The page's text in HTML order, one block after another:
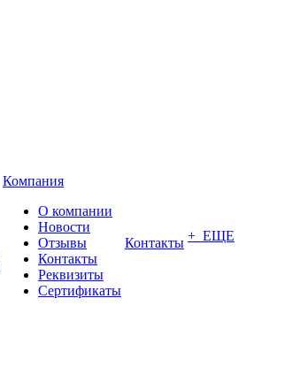
Компания
О компании
Новости
Отзывы
Контакты
Реквизиты
Сертификаты
Контакты + ЕЩЕ